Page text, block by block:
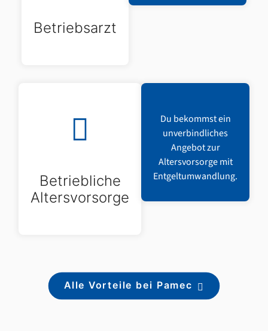
Betriebsarzt
Betriebliche
Altersvorsorge
Du bekommst ein
unverbindliches
Angebot zur
Altersvorsorge mit
Entgeltumwandlung.
Alle Vorteile bei Pamec